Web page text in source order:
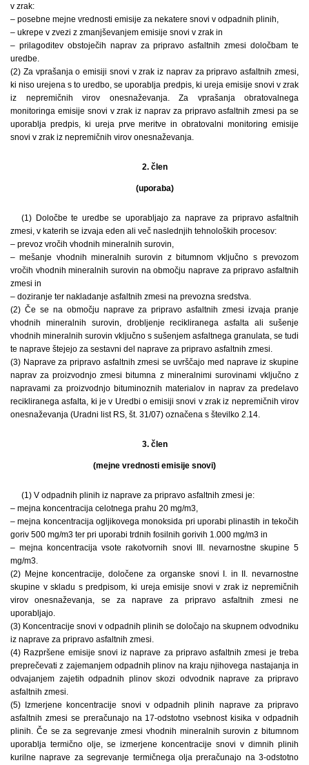
v zrak:
– posebne mejne vrednosti emisije za nekatere snovi v odpadnih plinih,
– ukrepe v zvezi z zmanjševanjem emisije snovi v zrak in
– prilagoditev obstoječih naprav za pripravo asfaltnih zmesi določbam te
uredbe.
(2) Za vprašanja o emisiji snovi v zrak iz naprav za pripravo asfaltnih zmesi,
ki niso urejena s to uredbo, se uporablja predpis, ki ureja emisije snovi v zrak
iz nepremičnih virov onesnaževanja. Za vprašanja obratovalnega
monitoringa emisije snovi v zrak iz naprav za pripravo asfaltnih zmesi pa se
uporablja predpis, ki ureja prve meritve in obratovalni monitoring emisije
snovi v zrak iz nepremičnih virov onesnaževanja.
2. člen
(uporaba)
(1) Določbe te uredbe se uporabljajo za naprave za pripravo asfaltnih
zmesi, v katerih se izvaja eden ali več naslednjih tehnoloških procesov:
– prevoz vročih vhodnih mineralnih surovin,
– mešanje vhodnih mineralnih surovin z bitumnom vključno s prevozom
vročih vhodnih mineralnih surovin na območju naprave za pripravo asfaltnih
zmesi in
– doziranje ter nakladanje asfaltnih zmesi na prevozna sredstva.
(2) Če se na območju naprave za pripravo asfaltnih zmesi izvaja pranje
vhodnih mineralnih surovin, drobljenje recikliranega asfalta ali sušenje
vhodnih mineralnih surovin vključno s sušenjem asfaltnega granulata, se tudi
te naprave štejejo za sestavni del naprave za pripravo asfaltnih zmesi.
(3) Naprave za pripravo asfaltnih zmesi se uvrščajo med naprave iz skupine
naprav za proizvodnjo zmesi bitumna z mineralnimi surovinami vključno z
napravami za proizvodnjo bituminoznih materialov in naprav za predelavo
recikliranega asfalta, ki je v Uredbi o emisiji snovi v zrak iz nepremičnih virov
onesnaževanja (Uradni list RS, št. 31/07) označena s številko 2.14.
3. člen
(mejne vrednosti emisije snovi)
(1) V odpadnih plinih iz naprave za pripravo asfaltnih zmesi je:
– mejna koncentracija celotnega prahu 20 mg/m3,
– mejna koncentracija ogljikovega monoksida pri uporabi plinastih in tekočih
goriv 500 mg/m3 ter pri uporabi trdnih fosilnih gorivih 1.000 mg/m3 in
– mejna koncentracija vsote rakotvornih snovi III. nevarnostne skupine 5
mg/m3.
(2) Mejne koncentracije, določene za organske snovi I. in II. nevarnostne
skupine v skladu s predpisom, ki ureja emisije snovi v zrak iz nepremičnih
virov onesnaževanja, se za naprave za pripravo asfaltnih zmesi ne
uporabljajo.
(3) Koncentracije snovi v odpadnih plinih se določajo na skupnem odvodniku
iz naprave za pripravo asfaltnih zmesi.
(4) Razpršene emisije snovi iz naprave za pripravo asfaltnih zmesi je treba
preprečevati z zajemanjem odpadnih plinov na kraju njihovega nastajanja in
odvajanjem zajetih odpadnih plinov skozi odvodnik naprave za pripravo
asfaltnih zmesi.
(5) Izmerjene koncentracije snovi v odpadnih plinih naprave za pripravo
asfaltnih zmesi se preračunajo na 17-odstotno vsebnost kisika v odpadnih
plinih. Če se za segrevanje zmesi vhodnih mineralnih surovin z bitumnom
uporablja termično olje, se izmerjene koncentracije snovi v dimnih plinih
kurilne naprave za segrevanje termičnega olja preračunajo na 3-odstotno